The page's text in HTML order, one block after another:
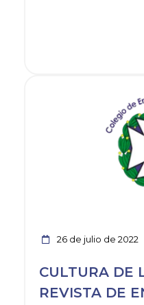
26 de julio de 2022
CULTURA DE
REVISTA DE